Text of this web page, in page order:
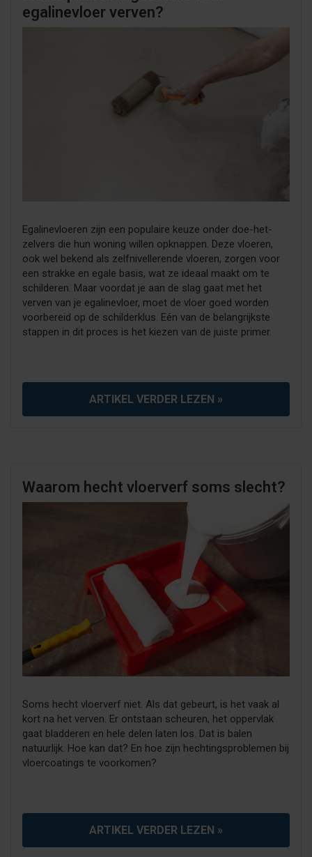
egalinevloer verven?
Egalinevloeren zijn een populaire keuze onder doe-het-
zelvers die hun woning willen opknappen. Deze vloeren,
ook wel bekend als zelfnivellerende vloeren, zorgen voor
een strakke en egale basis, wat ze ideaal maakt om te
schilderen. Maar voordat je aan de slag gaat met het
verven van je egalinevloer, moet de vloer goed worden
voorbereid op de schilderklus. Eén van de belangrijkste
stappen in dit proces is het kiezen van de juiste primer.
ARTIKEL VERDER LEZEN »
Waarom hecht vloerverf soms slecht?
Soms hecht vloerverf niet. Als dat gebeurt, is het vaak al
kort na het verven. Er ontstaan scheuren, het oppervlak
gaat bladderen en hele delen laten los. Dat is balen
natuurlijk. Hoe kan dat? En hoe zijn hechtingsproblemen bij
vloercoatings te voorkomen?
ARTIKEL VERDER LEZEN »